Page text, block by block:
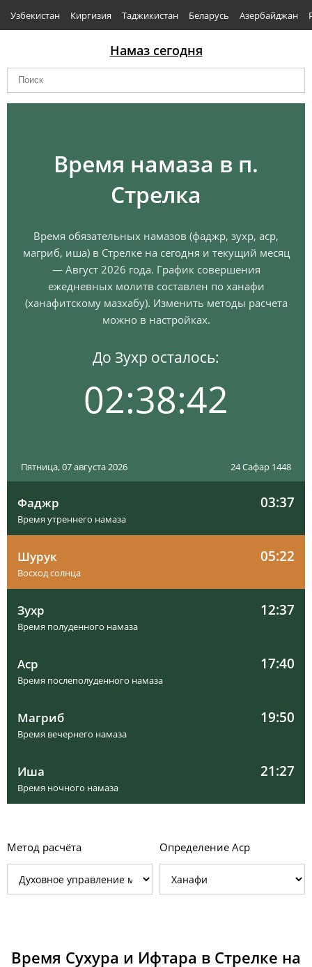
Узбекистан Киргизия Таджикистан Беларусь Азербайджан
Намаз сегодня
Время намаза в п.
Стрелка
Время обязательных намазов (фаджр, зухр, аср,
магриб, иша) в Стрелке на сегодня и текущий месяц
— Август 2026 года. График совершения
ежедневных молитв составлен по ханафи
(ханафитскому мазхабу). Изменить методы расчета
можно в настройках.
До Зухр осталось:
02:38:41
Пятница, 07 августа 2026 24 Сафар 1448
Фаджр 03:37
Время утреннего намаза
Шурук 05:22
Восход солнца
Зухр 12:37
Время полуденного намаза
Аср 17:40
Время послеполуденного намаза
Магриб 19:50
Время вечернего намаза
Иша 21:27
Время ночного намаза
Метод расчёта Определение Аср
Время Сухура и Ифтара в Стрелке на